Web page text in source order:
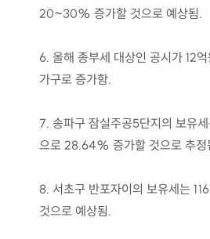
20~30% 증가할 것으로 예상됨.
6. 올해 종부세 대상인 공시가 12
가구로 증가함.
7. 송파구 잠실주공5단지의 보유
으로 28.64% 증가할 것으로 추정
8. 서초구 반포자이의 보유세는
것으로 예상됨.